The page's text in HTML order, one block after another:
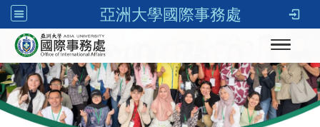
亞洲大學國際事務處
Toggle